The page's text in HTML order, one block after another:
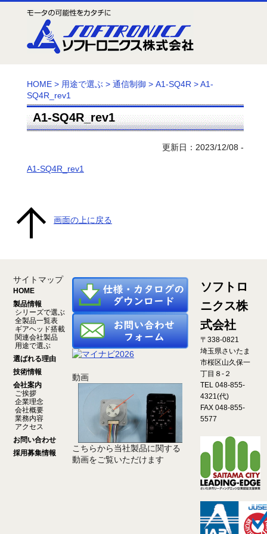
HOME> 用途で選ぶ > 通信制御 > A1-SQ4R >A1-
SQ4R_rev1
A1-SQ4R_rev1
更新日：2023/12/08 -
A1-SQ4R_rev1
画面の上に戻る
サイトマップ
HOME
製品情報
シリーズで選ぶ
全製品一覧表
ギアヘッド搭載
関連会社製品
用途で選ぶ
選ばれる理由
技術情報
会社案内
ご挨拶
企業理念
会社概要
業務内容
アクセス
お問い合わせ
採用募集情報
動画
こちらから当社製品に関する
動画をご覧いただけます
ソフトロ
ニクス株
式会社
〒338-0821
埼玉県さいたま
市桜区山久保一
丁目８-２
TEL 048-855-
4321(代)
FAX 048-855-
5577